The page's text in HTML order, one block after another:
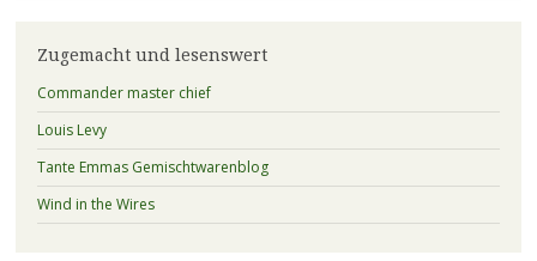
Zugemacht und lesenswert
Commander master chief
Louis Levy
Tante Emmas Gemischtwarenblog
Wind in the Wires